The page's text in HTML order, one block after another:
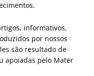
informativos,
por nossos
são resultado de
apoiadas pelo Mater